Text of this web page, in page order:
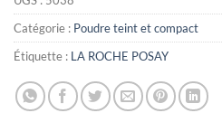
Catégorie : Poudre teint et compact
Étiquette : LA ROCHE POSAY